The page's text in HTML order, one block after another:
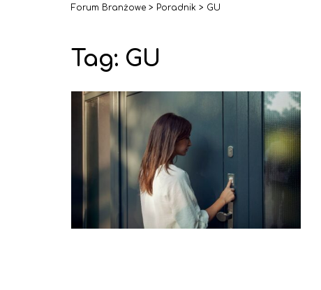
Forum Branżowe > Poradnik > GU
Tag: GU